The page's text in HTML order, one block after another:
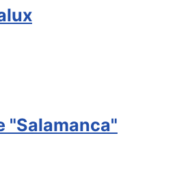
"Salamanca"